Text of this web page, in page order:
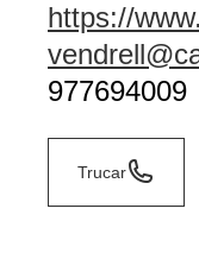
https://
977694009
Trucar